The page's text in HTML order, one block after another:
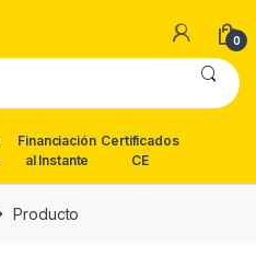
0
Financiación
al Instante
Certificados
CE
Producto